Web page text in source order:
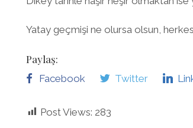
Yatay geçmişi ne olursa olsun,
Paylaş:
Facebook Twitter
Post Views: 283